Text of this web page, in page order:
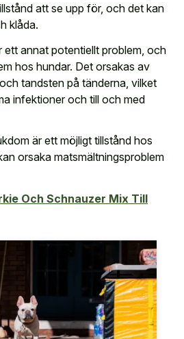
att se upp för, och det kan
klåda.
ett annat potentiellt problem, och
hos hundar. Det orsakas av
tandsten på tänderna, vilket
infektioner och till och med
är ett möjligt tillstånd hos
orsaka matsmältningsproblem
Och Schnauzer Mix Till